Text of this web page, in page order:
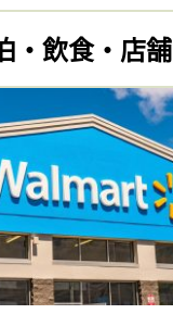
・飲食・店舗